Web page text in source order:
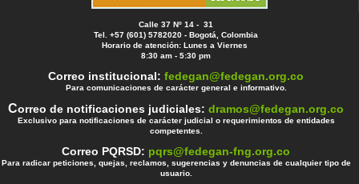
Calle 37 Nº 14 - 31
Tel. +57 (601) 5782020 - Bogotá, Colombia
Horario de atención: Lunes a Viernes
8:30 am - 5:30 pm
Correo institucional:fedegan@fedegan.org.co
Para comunicaciones de carácter general e informativo.
Correo de notificaciones judiciales:dramos@fedegan.org.co
Exclusivo para notificaciones de carácter judicial o requerimientos de entidades
competentes.
Correo PQRSD: pqrs@fedegan-fng.org.co
Para radicar peticiones, quejas, reclamos, sugerencias y denuncias de cualquier tipo de
usuario.